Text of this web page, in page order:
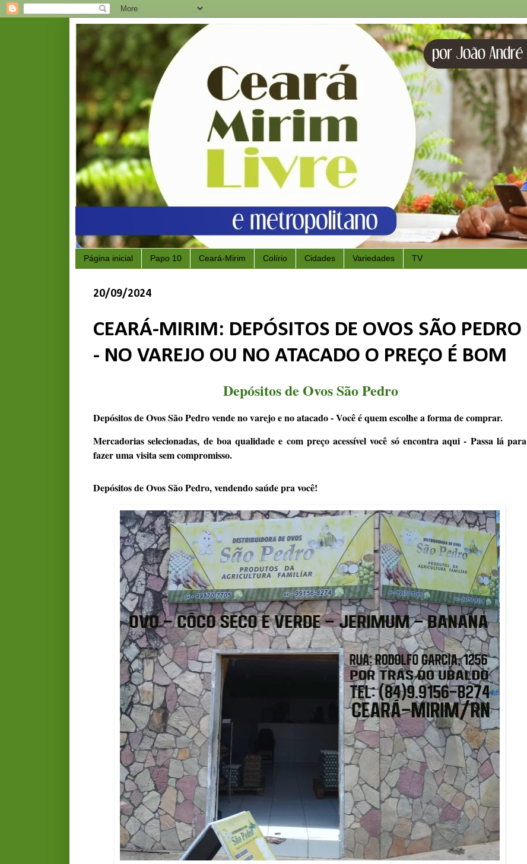
Página inicial Papo 10 Ceará-Mirim Colírio Cidades Variedades TV
20/09/2024
CEARÁ-MIRIM: DEPÓSITOS DE OVOS SÃO PEDRO
- NO VAREJO OU NO ATACADO O PREÇO É BOM
Depósitos de Ovos São Pedro
Depósitos de Ovos São Pedro vende no varejo e no atacado - Você é quem escolhe a forma de comprar.
Mercadorias selecionadas, de boa qualidade e com preço acessível você só encontra aqui - Passa lá para
fazer uma visita sem compromisso.
Depósitos de Ovos São Pedro, vendendo saúde pra você!